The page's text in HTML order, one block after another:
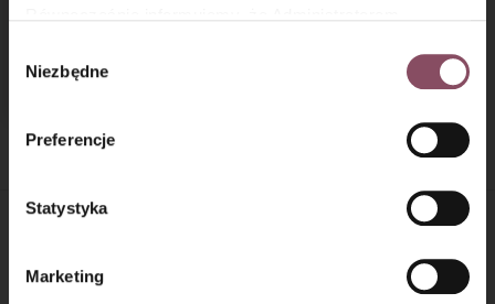
Gdańsk (80-339) adres: Dickmana 14/15 więcej
informacji o przetwarzaniu danych osobowych oraz
Polityce
prywatności.
zgody
Niezbędne
Preferencje
Statystyka
Marketing
z airfryera